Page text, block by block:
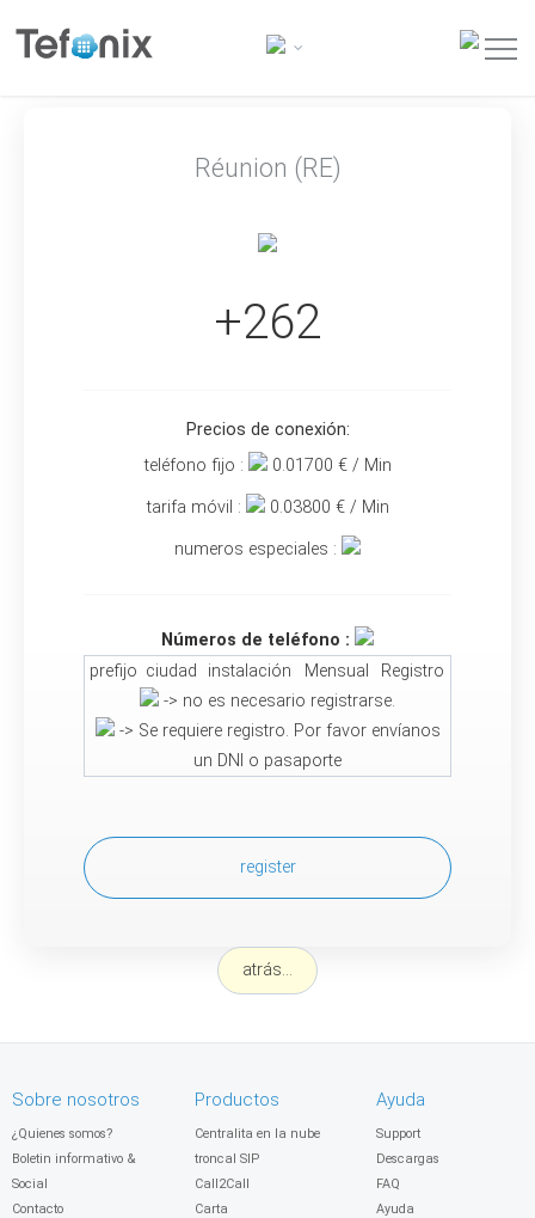
Réunion (RE)
+262
Precios de conexión:
teléfono fijo :
0.01700 € / Min
tarifa móvil : 0.03800 € / Min
numeros especiales :
Números de teléfono :
prefijo ciudad instalación Mensual
Registro
-> no es necesario registrarse.
-> Se requiere registro. Por favor envíanos
un DNI o pasaporte
register
atrás...
Sobre nosotros
¿Quienes somos?
Boletin informativo &
Social
Contacto
Productos
Centralita en la nube
troncal SIP
Call2Call
Carta
Ayuda
Support
Descargas
FAQ
Ayuda